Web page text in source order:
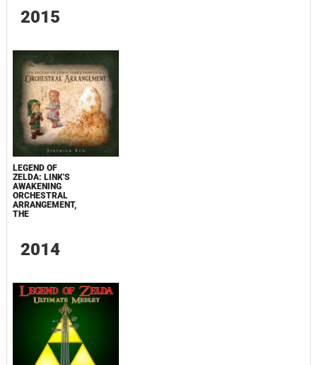
2015
LEGEND OF
ZELDA: LINK'S
AWAKENING
ORCHESTRAL
ARRANGEMENT,
THE
2014